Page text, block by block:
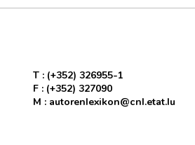
T : (+352) 326955-1
F : (+352) 327090
M : autorenlexikon@cnl.etat.lu